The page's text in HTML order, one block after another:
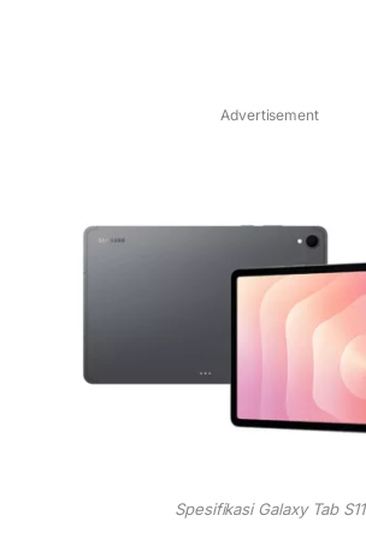
Advertisement
Spesifikasi Galaxy Tab S11